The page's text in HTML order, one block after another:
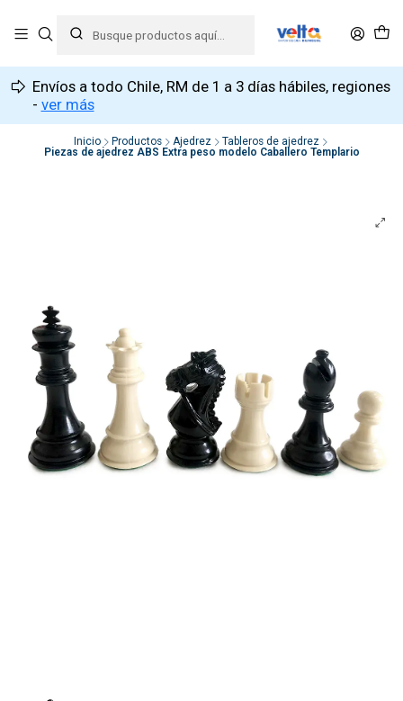
Envíos a todo Chile, RM de 1 a 3 días hábiles, regiones
- ver más
Inicio Productos Ajedrez
Tableros de ajedrez
Piezas de ajedrez ABS Extra peso modelo Caballero Templario